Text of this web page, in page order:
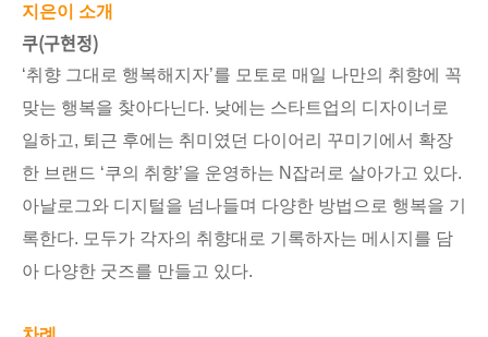
지은이 소개
쿠(구현정)
‘취향 그대로 행복해지자’를 모토로 매일 나만의 취향에 꼭
맞는 행복을 찾아다닌다. 낮에는 스타트업의 디자이너로
일하고, 퇴근 후에는 취미였던 다이어리 꾸미기에서 확장
한 브랜드 ‘쿠의 취향’을 운영하는 N잡러로 살아가고 있다.
아날로그와 디지털을 넘나들며 다양한 방법으로 행복을 기
록한다. 모두가 각자의 취향대로 기록하자는 메시지를 담
아 다양한 굿즈를 만들고 있다.